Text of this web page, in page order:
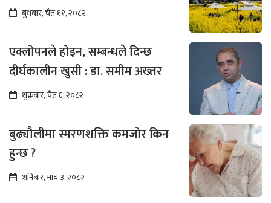
बुधबार, चैत ११, २०८२
एक्लोपनले होइन, सम्बन्धले दिन्छ
दीर्घकालीन खुसी : डा. समीम अख्तर
शुक्रबार, चैत ६, २०८२
बुढ्यौलीमा स्मरणशक्ति कमजोर किन
हुन्छ ?
शनिबार, माघ ३, २०८२